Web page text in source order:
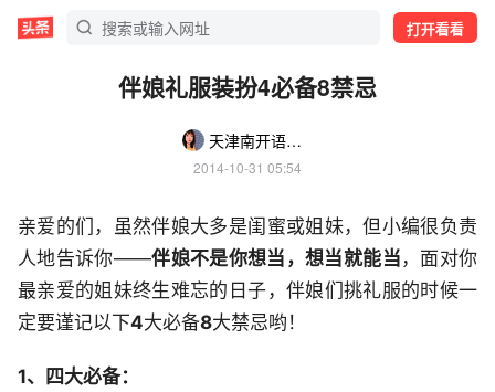
打开看看
伴娘礼服装扮4必备8禁忌
天津南开语苏企业管理咨询有限公司
2014-10-31 05:54
亲爱的们，虽然伴娘大多是闺蜜或姐妹，但小编很负责
人地告诉你——伴娘不是你想当，想当就能当 ，面对你
最亲爱的姐妹终生难忘的日子，伴娘们挑礼服的时候一
定要谨记以下4大必备8大禁忌哟！
1、四大必备：